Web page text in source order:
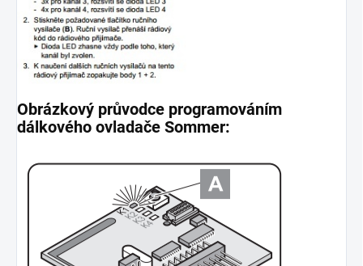
Obrázkový průvodce programováním
dálkového ovladače Sommer: